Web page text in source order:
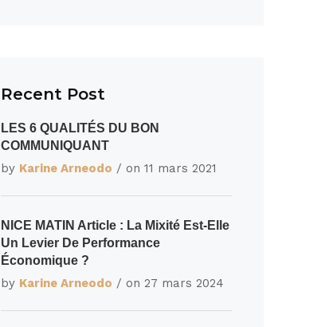
Recent Post
LES 6 QUALITÉS DU BON
COMMUNIQUANT
by Karine Arneodo / on 11 mars 2021
NICE MATIN Article : La Mixité Est-Elle
Un Levier De Performance
Économique ?
by Karine Arneodo / on 27 mars 2024